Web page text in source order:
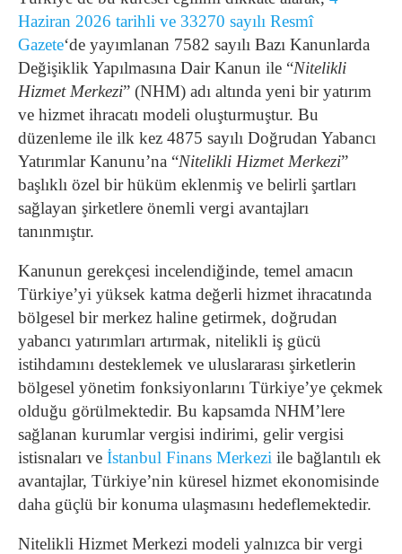
Haziran 2026 tarihli ve 33270 sayılı Resmî
Gazete‘de yayımlanan 7582 sayılı Bazı Kanunlarda
Değişiklik Yapılmasına Dair Kanun ile “Nitelikli
Hizmet Merkezi” (NHM) adı altında yeni bir yatırım
ve hizmet ihracatı modeli oluşturmuştur. Bu
düzenleme ile ilk kez 4875 sayılı Doğrudan Yabancı
Yatırımlar Kanunu’na “Nitelikli Hizmet Merkezi”
başlıklı özel bir hüküm eklenmiş ve belirli şartları
sağlayan şirketlere önemli vergi avantajları
tanınmıştır.
Kanunun gerekçesi incelendiğinde, temel amacın
Türkiye’yi yüksek katma değerli hizmet ihracatında
bölgesel bir merkez haline getirmek, doğrudan
yabancı yatırımları artırmak, nitelikli iş gücü
istihdamını desteklemek ve uluslararası şirketlerin
bölgesel yönetim fonksiyonlarını Türkiye’ye çekmek
olduğu görülmektedir. Bu kapsamda NHM’lere
sağlanan kurumlar vergisi indirimi, gelir vergisi
istisnaları ve İstanbul Finans Merkezi ile bağlantılı ek
avantajlar, Türkiye’nin küresel hizmet ekonomisinde
daha güçlü bir konuma ulaşmasını hedeflemektedir.
Nitelikli Hizmet Merkezi modeli yalnızca bir vergi